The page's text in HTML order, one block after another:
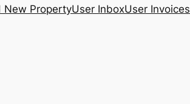
New PropertyUser InboxUser Invoices